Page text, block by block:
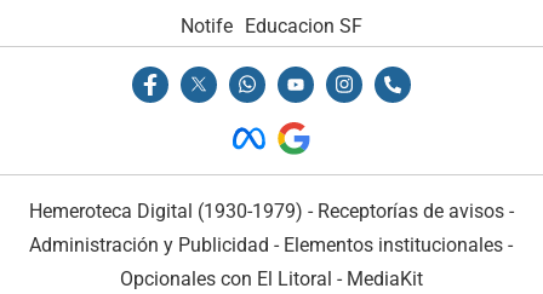
Notife Educacion SF
Hemeroteca Digital (1930-1979) - Receptorías de avisos -
Administración y Publicidad - Elementos institucionales -
Opcionales con El Litoral - MediaKit